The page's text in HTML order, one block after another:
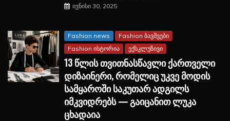
ივნისი 30, 2025
Fashion news
Fashion ბავშვები
Fashion ისტორია
ექსკლუზივი
13 წლის თვითნასწავლი ქართველი
დიზაინერი, რომელიც უკვე მოდის
სამყაროში საკუთარ ადგილს
იმკვიდრებს — გაიცანით ლუკა
ცხადაია